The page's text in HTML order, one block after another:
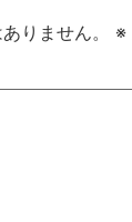
りません。 ※